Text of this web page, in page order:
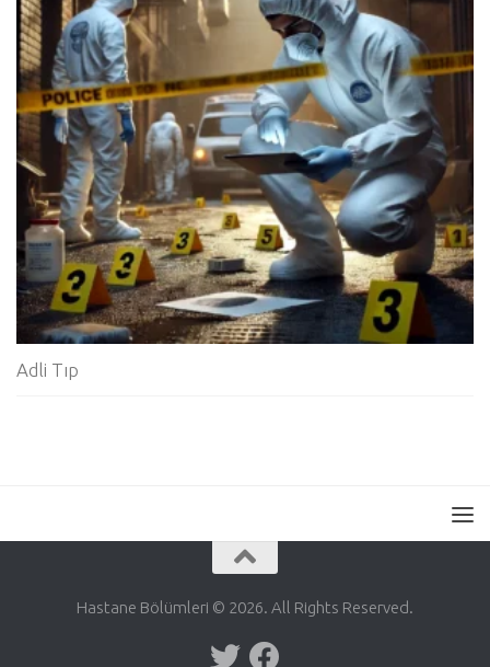
Adli Tıp
Hastane Bölümleri © 2026. All Rights Reserved.